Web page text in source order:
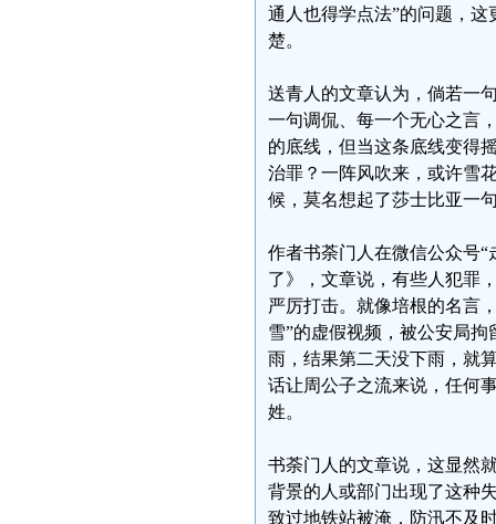
通人也得学点法”的问题，
楚。
送青人的文章认为，倘若一
一句调侃、每一个无心之言
的底线，但当这条底线变得
治罪？一阵风吹来，或许雪
候，莫名想起了莎士比亚一
作者书荼门人在微信公众号
了》，文章说，有些人犯罪
严厉打击。就像培根的名言
雪”的虚假视频，被公安局
雨，结果第二天没下雨，就
话让周公子之流来说，任何
姓。
书荼门人的文章说，这显然
背景的人或部门出现了这种
致过地铁站被淹，防汛不及